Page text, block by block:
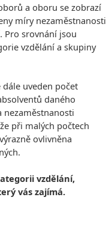
a oboru se zobrazí
míry nezaměstnanosti
Pro srovnání jsou
vzdělání a skupiny
uveden počet
daného
nezaměstnanosti
při malých počtech
ovlivněna
vzdělání,
vás zajímá.